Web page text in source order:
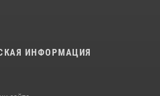
ИНФОРМАЦИЯ